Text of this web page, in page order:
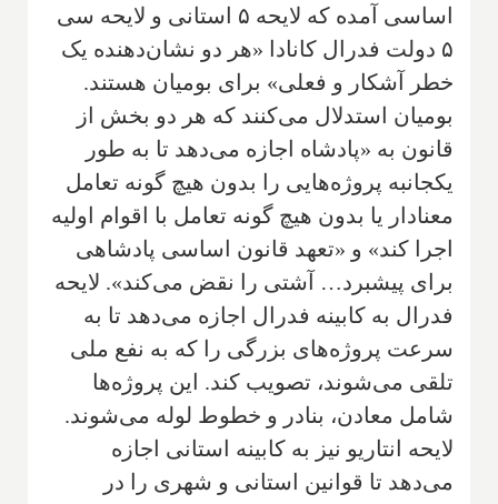
اساسی آمده که لایحه ۵ استانی و لایحه سی
۵ دولت فدرال کانادا «هر دو نشان‌دهنده یک
خطر آشکار و فعلی» برای بومیان هستند.
بومیان استدلال می‌کنند که هر دو بخش از
قانون به «پادشاه اجازه می‌دهد تا به طور
یکجانبه پروژه‌هایی را بدون هیچ گونه تعامل
معنادار یا بدون هیچ گونه تعامل با اقوام اولیه
اجرا کند» و «تعهد قانون اساسی پادشاهی
برای پیشبرد… آشتی را نقض می‌کند». لایحه
فدرال به کابینه فدرال اجازه می‌دهد تا به
سرعت پروژه‌های بزرگی را که به نفع ملی
تلقی می‌شوند، تصویب کند. این پروژه‌ها
شامل معادن، بنادر و خطوط لوله می‌شوند.
لایحه انتاریو نیز به کابینه استانی اجازه
می‌دهد تا قوانین استانی و شهری را در